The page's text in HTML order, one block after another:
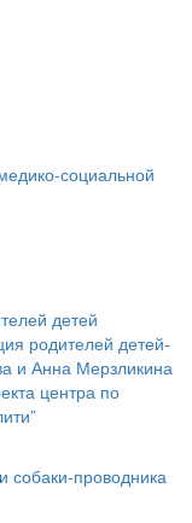
социальной
детей
родителей детей-
и Анна Мерзликина
центра по
собаки-проводника